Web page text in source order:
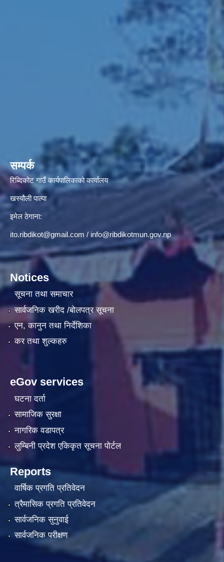
सम्पर्क
रिब्दिकोट गाउँ कार्यपालिकाको कार्यालय
खस्यौली पाल्पा
इमेल ठेगाना:
ito.ribdikot@gmail.com / info@ribdikotmun.gov.np
Notices
सूचना तथा समाचार
सार्वजनिक खरीद /बोलपत्र सूचना
एन, कानुन तथा निर्देशिका
कर तथा शुल्कहरु
eGov services
घटना दर्ता
सामाजिक सुरक्षा
नागरिक वडापत्र
लुम्बिनी प्रदेश एकिकृत सूचना पाेर्टल
Reports
वार्षिक प्रगति प्रतिवेदन
त्रैमासिक प्रगति प्रतिवेदन
सार्वजनिक सुनुवाई
सार्वजनिक परीक्षण